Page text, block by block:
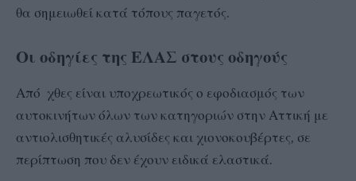
θα σημειωθεί κατά τόπους παγετός.
Οι οδηγίες της ΕΛΑΣ στους οδηγούς
Από χθες είναι υποχρεωτικός ο εφοδιασμός των
αυτοκινήτων όλων των κατηγοριών στην Αττική με
αντιολισθητικές αλυσίδες και χιονοκουβέρτες, σε
περίπτωση που δεν έχουν ειδικά ελαστικά.